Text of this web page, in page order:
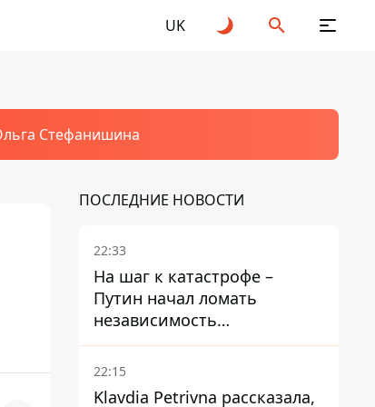
UK
Стефанишина
ПОСЛЕДНИЕ НОВОСТИ
22:33
На шаг к катастрофе –
Путин начал ломать
независимость
собственного Центробанка,
заставив снизить базовую
ставку
22:15
Klavdia Petrivna рассказала,